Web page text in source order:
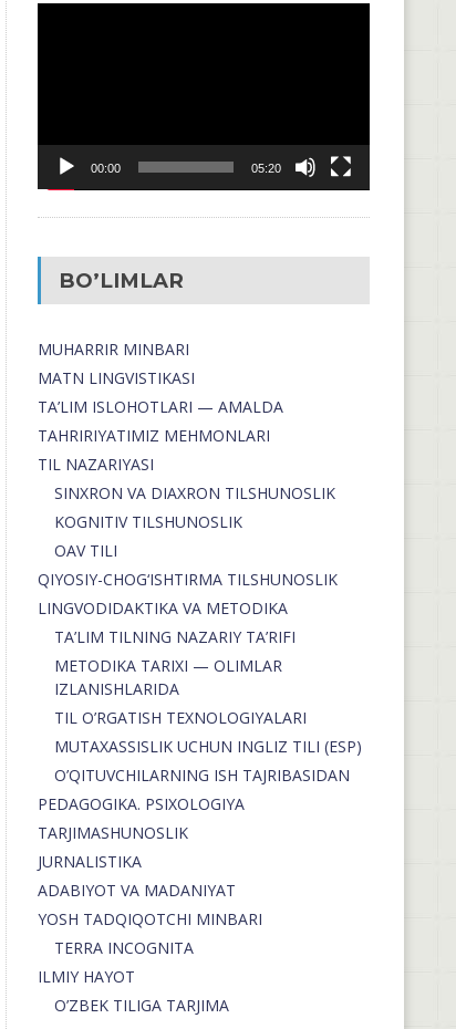
00:00 05:20
BO’LIMLAR
MUHARRIR MINBARI
MATN LINGVISTIKASI
TA’LIM ISLOHOTLARI — AMALDA
TAHRIRIYATIMIZ MEHMONLARI
TIL NAZARIYASI
SINXRON VA DIAXRON TILSHUNOSLIK
KOGNITIV TILSHUNOSLIK
OAV TILI
QIYOSIY-CHOG‘ISHTIRMA TILSHUNOSLIK
LINGVODIDAKTIKA VA METODIKA
TA’LIM TILNING NAZARIY TA’RIFI
METODIKA TARIXI — OLIMLAR
IZLANISHLARIDA
TIL O’RGATISH TEXNOLOGIYALARI
MUTAXASSISLIK UCHUN INGLIZ TILI (ESP)
O’QITUVCHILARNING ISH TAJRIBASIDAN
PEDAGOGIKA. PSIXOLOGIYA
TARJIMASHUNOSLIK
JURNALISTIKA
ADABIYOT VA MADANIYAT
YOSH TADQIQOTCHI MINBARI
TERRA INCOGNITA
ILMIY HAYOT
O’ZBEK TILIGA TARJIMA